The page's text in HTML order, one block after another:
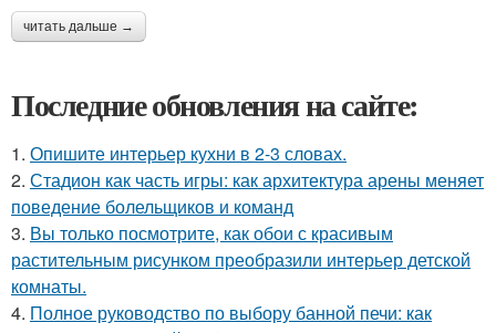
читать дальше →
Последние обновления на сайте:
1. Опишите интерьер кухни в 2-3 словах.
2. Стадион как часть игры: как архитектура арены меняет
поведение болельщиков и команд
3. Вы только посмотрите, как обои с красивым
растительным рисунком преобразили интерьер детской
комнаты.
4. Полное руководство по выбору банной печи: как